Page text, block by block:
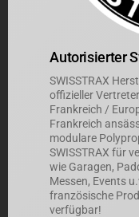
Autorisierter
SWISSTRAX
offizieller
Frankreich /
Frankreich
modulare
SWISSTRAX für
wie Garagen,
Messen, Events
französische
verfügbar!